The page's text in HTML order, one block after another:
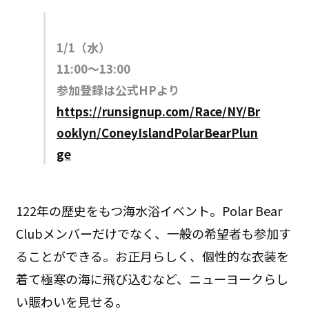
1/1（水）
11:00〜13:00
参加登録は公式HPより
https://runsignup.com/Race/NY/Br
ooklyn/ConeyIslandPolarBearPlun
ge
122年の歴史をもつ海水浴イベント。Polar Bear
Clubメンバーだけでなく、一般の希望者も参加す
ることができる。お正月らしく、個性的な衣装を
着て極寒の海に飛び込むなど、ニューヨークらし
い賑わいを見せる。